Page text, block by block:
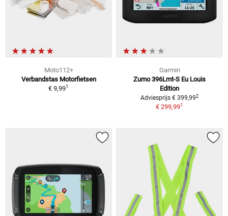
Moto112+
Verbandstas Motorfietsen
€ 9,991
Garmin
Zumo 396Lmt-S Eu Louis
Edition
Adviesprijs € 399,992
€ 299,991